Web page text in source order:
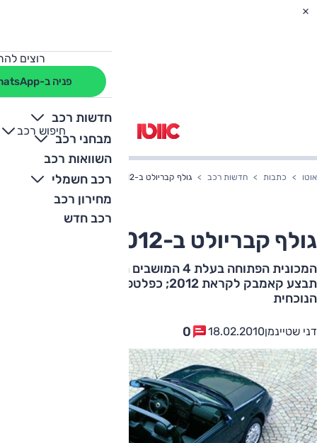
רוצים
פניה ב-WhatsApp
חדשות רכב
מבחני רכב
השוואות רכב
רכב חשמלי
מחירון רכב
רכב חדש
חיפוש רכב
+
-
אוטו כתבות חדשות רכב גולף קבריולט ב-2012
גולף קבריולט ב-2012
המכונית הפתוחה בעלת 4 המושבים הנמכרת בהיסטוריה
תבצע קאמבק לקראת 2012; כפלטפורמה תשמש הגולף
הנוכחית
דני שטיינמן18.02.2010
0